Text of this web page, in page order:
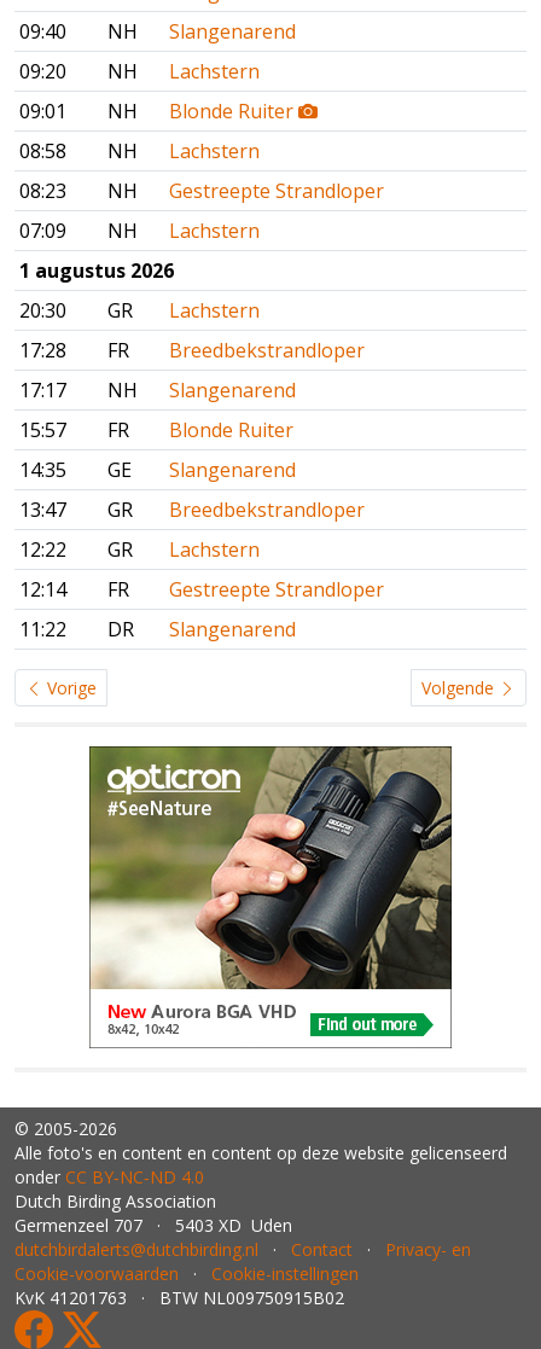
09:40
NH
Slangenarend
09:20
NH
Lachstern
09:01
NH
Blonde Ruiter
08:58
NH
Lachstern
08:23
NH
Gestreepte Strandloper
07:09
NH
Lachstern
1 augustus 2026
20:30
GR
Lachstern
17:28
FR
Breedbekstrandloper
17:17
NH
Slangenarend
15:57
FR
Blonde Ruiter
14:35
GE
Slangenarend
13:47
GR
Breedbekstrandloper
12:22
GR
Lachstern
12:14
FR
Gestreepte Strandloper
11:22
DR Slangenarend
Vorige Volgende
© 2005-2026
Alle foto's en content en content op deze website gelicenseerd
onder CC BY‑NC‑ND 4.0
Dutch Birding Association
Germenzeel 707 · 5403 XD Uden
dutchbirdalerts@dutchbirding.nl · Contact · Privacy- en
Cookie-voorwaarden · Cookie-instellingen
KvK 41201763 · BTW NL009750915B02